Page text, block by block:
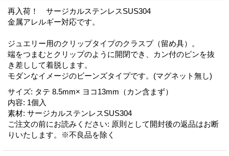
再入荷！ サージカルステンレスSUS304
金属アレルギー対応です。
ジュエリー用のクリップタイプのクラスプ（留め具）。
端をつまむとクリップのように開閉でき、カン付のピンを抜
き差しして着脱します。
モダンなイメージのビーンズタイプです。(マグネット無し)
サイズ: タテ 8.5mm× ヨコ13mm（カン含まず）
内容: 1個入
素材: サージカルステンレスSUS304
ご注文の前にお読みください: 原則として開封後の返品はお断
りいたします。※不良品を除く